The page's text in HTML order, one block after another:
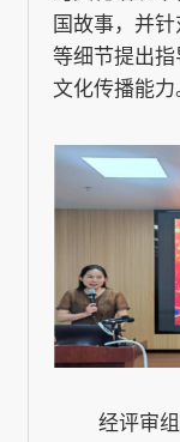
国故事，并
等细节提出
文化传播能力
经评审